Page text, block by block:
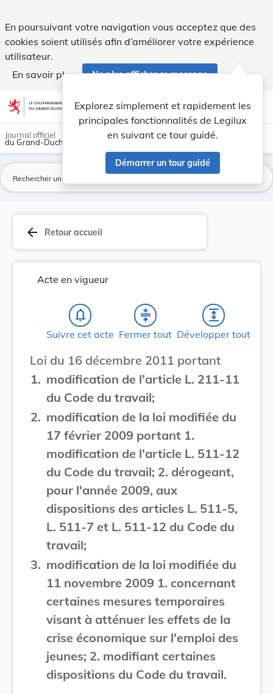
En poursuivant votre navigation vous acceptez que des
cookies soient utilisés afin d’améliorer votre expérience
utilisateur.
En savoir plus
Ne plus afficher ce message
Aller au contenu account_circle help Aide
Explorez simplement et rapidement les
principales fonctionnalités de Legilux
en suivant ce tour guidé.
Démarrer un tour guidé
light_mode dark_mode
Journal officiel
du Grand-Duché de Luxembourg
arrow_back Retour accueil
Acte en vigueur
notifications_none
Suivre cet acte
compress
Fermer tout
expand
Développer tout
Loi du 16 décembre 2011 portant
1. modification de l'article L. 211-11
du Code du travail;
2. modification de la loi modifiée du
17 février 2009 portant 1.
modification de l'article L. 511-12
du Code du travail; 2. dérogeant,
pour l'année 2009, aux
dispositions des articles L. 511-5,
L. 511-7 et L. 511-12 du Code du
travail;
3. modification de la loi modifiée du
11 novembre 2009 1. concernant
certaines mesures temporaires
visant à atténuer les effets de la
crise économique sur l'emploi des
jeunes; 2. modifiant certaines
dispositions du Code du travail.